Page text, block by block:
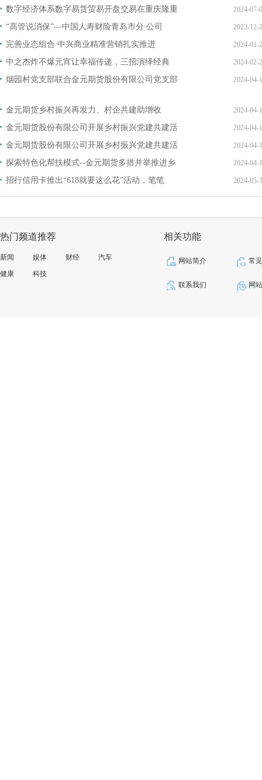
数字经济体系数字易货贸易开盘交易在重庆隆重 2024-07-
“高管说消保”—中国人寿财险青岛市分 公司 2023-12-
完善业态组合 中兴商业精准营销扎实推进 2024-01-
中之杰炸不爆元宵让幸福传递，三招演绎经典 2024-02-
烟园村党支部联合金元期货股份有限公司党支部 2024-04-
金元期货乡村振兴再发力、村企共建助增收 2024-04-
金元期货股份有限公司开展乡村振兴党建共建活 2024-04-
金元期货股份有限公司开展乡村振兴党建共建活 2024-04-
探索特色化帮扶模式--金元期货多措并举推进乡 2024-04-
招行信用卡推出“618就要这么花”活动，笔笔 2024-05-
热门频道推荐
新闻 娱体 财经
汽车
健康
科技
相关功能
网站简介 常
联系我们 网